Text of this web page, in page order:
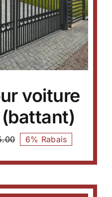
voiture
6% Rabais